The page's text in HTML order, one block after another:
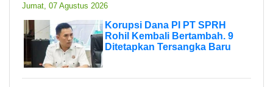
Jumat, 07 Agustus 2026
Korupsi Dana PI PT SPRH
Rohil Kembali Bertambah. 9
Ditetapkan Tersangka Baru